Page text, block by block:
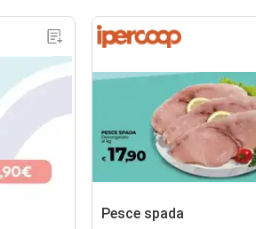
Pesce spada